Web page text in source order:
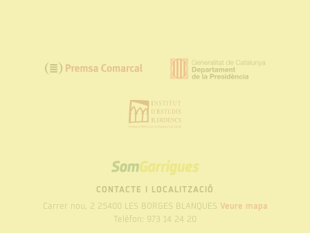
SOM
GARRIGUES
CONTACTE I LOCALITZACIÓ
Carrer nou, 2 25400 LES BORGES BLANQUES Veure mapa
Telèfon: 973 14 24 20